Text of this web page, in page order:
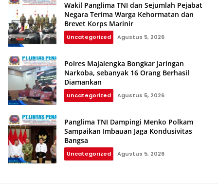
Wakil Panglima TNI dan Sejumlah Pejabat
Negara Terima Warga Kehormatan dan
Brevet Korps Marinir
Uncategorized Agustus 5, 2026
Polres Majalengka Bongkar Jaringan
Narkoba, sebanyak 16 Orang Berhasil
Diamankan
Uncategorized Agustus 5, 2026
Panglima TNI Dampingi Menko Polkam
Sampaikan Imbauan Jaga Kondusivitas
Bangsa
Uncategorized Agustus 5, 2026